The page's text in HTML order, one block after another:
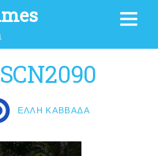
ΈΛΛΗ ΚΑΒΒΑΔΆ